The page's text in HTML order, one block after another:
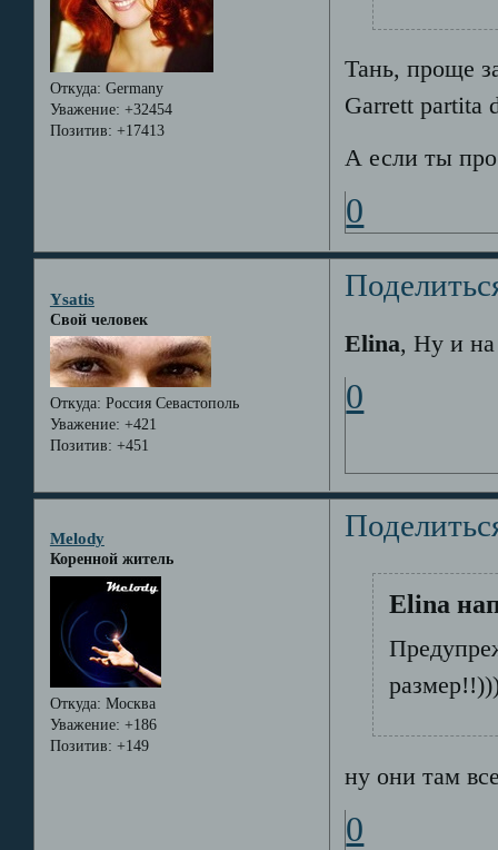
Откуда: Germany
Уважение: +32454
Позитив: +17413
Тань, проще
Garrett partita
А если ты про
0
Ysatis
Свой человек
Откуда: Россия Севастополь
Уважение: +421
Позитив: +451
Elina, Ну и на
0
Melody
Коренной житель
Откуда: Москва
Уважение: +186
Позитив: +149
Elina
ну они там
0